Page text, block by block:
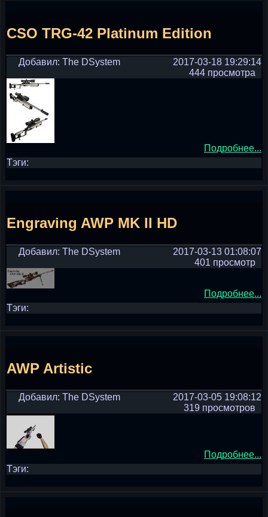
CSO TRG-42 Platinum Edition
Добавил: The DSystem
2017-03-18 19:29:14
444 просмотра
Подробнее...
Тэги:
Engraving AWP MK II HD
Добавил: The DSystem
2017-03-13 01:08:07
401 просмотр
Подробнее...
Тэги:
AWP Artistic
Добавил: The DSystem
2017-03-05 19:08:12
319 просмотров
Подробнее...
Тэги: